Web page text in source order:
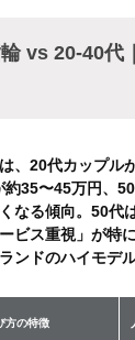
vs 20-40代
、20代カップル
35〜45万円、
なる傾向。50代
ビス重視」が特
ンドのハイモデ
方の特徴